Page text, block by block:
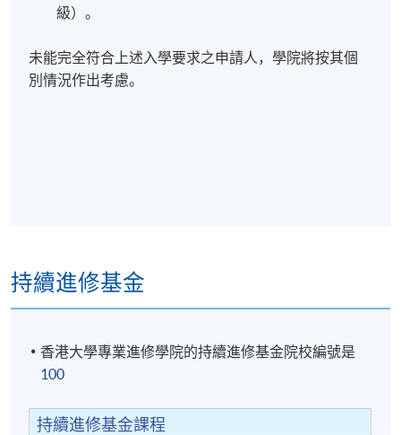
級）。
未能完全符合上述入學要求之申請人，學院將按其個
別情況作出考慮。
持續進修基金
香港大學專業進修學院的持續進修基金院校編號是
100
持續進修基金課程